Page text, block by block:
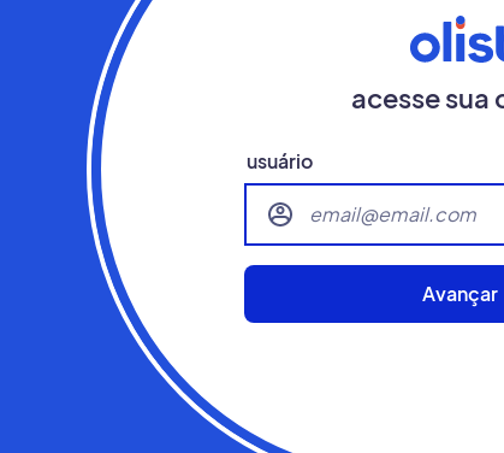
acesse sua
usuário
Avançar